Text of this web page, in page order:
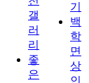
갤
러
리
좋
은
기
백
학
면
상
인